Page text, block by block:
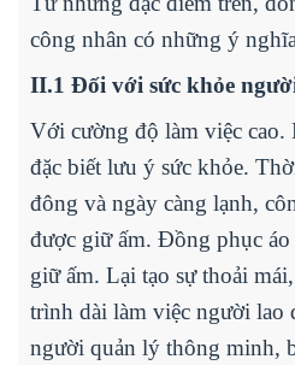
công nhân có những ý
II.1 Đối với sức khỏe
Với cường độ làm việc cao.
đặc biết lưu ý sức khỏe.
đông và ngày càng lạnh,
được giữ ấm. Đồng phục
giữ ấm. Lại tạo sự thoải
trình dài làm việc người lao
người quản lý thông minh,